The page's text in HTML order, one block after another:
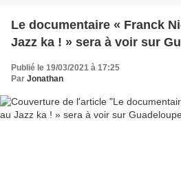
Le documentaire « Franck
Jazz ka ! » sera à voir sur
Publié le 19/03/2021 à 17:25
Par Jonathan